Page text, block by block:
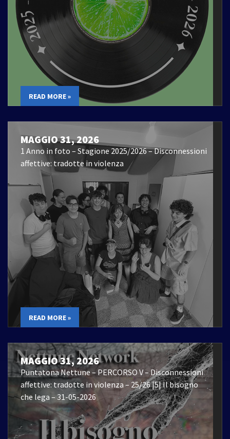
READ MORE »
MAGGIO 31, 2026
1 Anno in foto – Stagione 2025/2026 – Disconnessioni
affettive: tradotte in violenza
READ MORE »
MAGGIO 31, 2026
Puntatona Nettune – PERCORSO V – Disconnessioni
affettive: tradotte in violenza – 25/26 |5| Il bisogno
che lega – 31-05-2026